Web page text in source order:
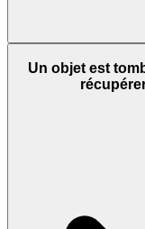
Un objet est